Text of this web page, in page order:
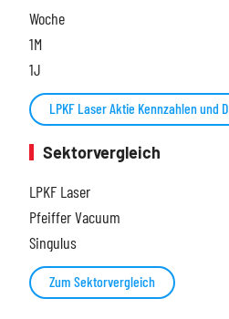
Woche
1M
1J
LPKF Laser Aktie Kennzahlen und
Sektorvergleich
LPKF Laser
Pfeiffer Vacuum
Singulus
Zum Sektorvergleich